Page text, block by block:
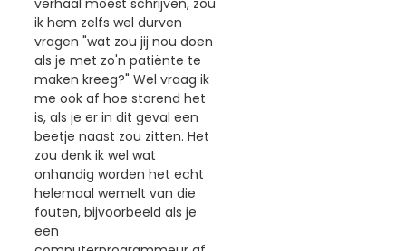
ik hem zelfs wel durven
vragen "wat zou jij nou doen
als je met zo'n patiënte te
maken kreeg?" Wel vraag ik
me ook af hoe storend het
is, als je er in dit geval een
beetje naast zou zitten. Het
zou denk ik wel wat
onhandig worden het echt
helemaal wemelt van die
fouten, bijvoorbeeld als je
een